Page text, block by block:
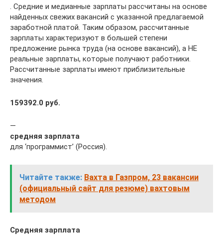
. Средние и медианные зарплаты рассчитаны на основе
найденных свежих вакансий с указанной предлагаемой
заработной платой. Таким образом, рассчитанные
зарплаты характеризуют в большей степени
предложение рынка труда (на основе вакансий), а НЕ
реальные зарплаты, которые получают работники.
Рассчитанные зарплаты имеют приблизительные
значения.
159392.0 руб.
—
средняя зарплата
для ‘программист’ (Россия).
Читайте также: Вахта в Газпром, 23 вакансии
(официальный сайт для резюме) вахтовым
методом
Средняя зарплата